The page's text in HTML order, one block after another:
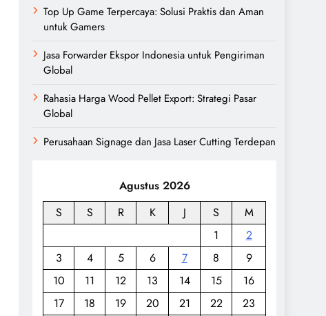
Top Up Game Terpercaya: Solusi Praktis dan Aman
untuk Gamers
Jasa Forwarder Ekspor Indonesia untuk Pengiriman
Global
Rahasia Harga Wood Pellet Export: Strategi Pasar
Global
Perusahaan Signage dan Jasa Laser Cutting Terdepan
Agustus 2026
S
S R K J S
M
1
2
3
4 5 6 7 8
9
10
11 12 13 14 15
16
17
18 19 20 21 22
23